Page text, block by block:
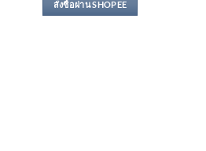
สั่งซื้อผ่าน SHOPEE